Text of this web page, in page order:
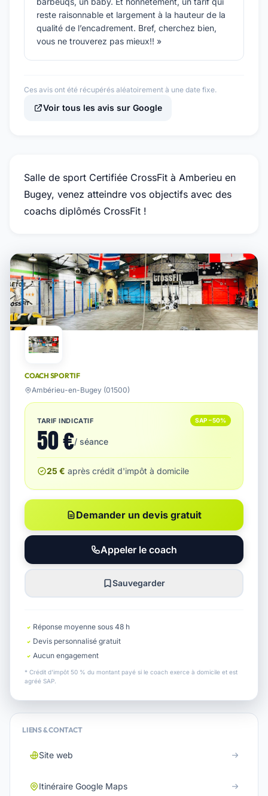
reste raisonnable et largement à la hauteur de la
qualité de l’encadrement. Bref, cherchez bien,
vous ne trouverez pas mieux!! »
Ces avis ont été récupérés aléatoirement à une date fixe.
Voir tous les avis sur Google
Salle de sport Certifiée CrossFit à Amberieu en
Bugey, venez atteindre vos objectifs avec des
coachs diplômés CrossFit !
COACH SPORTIF
Ambérieu-en-Bugey (01500)
TARIF INDICATIF SAP −50%
50 €/ séance
25 € après crédit d'impôt à domicile
Demander un devis gratuit
Appeler le coach
Sauvegarder
Réponse moyenne sous 48 h
Devis personnalisé gratuit
Aucun engagement
* Crédit d'impôt 50 % du montant payé si le coach exerce à domicile et est
agréé SAP.
LIENS & CONTACT
Site web
Itinéraire Google Maps